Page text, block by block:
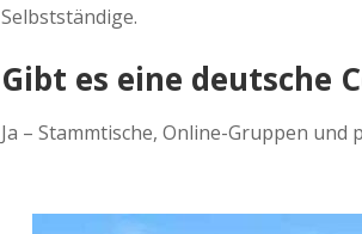
Selbstständige.
Gibt es eine deutsche
Ja – Stammtische, Online-Gruppen